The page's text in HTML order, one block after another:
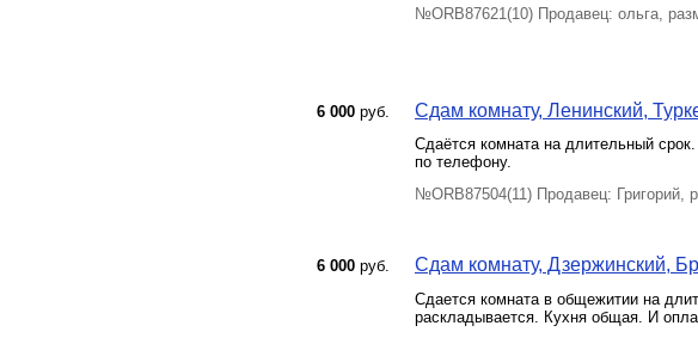
№ORB87621(10) Продавец: ольга,
6 000 руб. Сдам комнату, Ленинский,
Сдаётся комната на длительный
по телефону.
№ORB87504(11) Продавец: Григорий,
6 000 руб. Сдам комнату, Дзержинский,
Сдается комната в общежитии на
раскладывается. Кухня общая. И